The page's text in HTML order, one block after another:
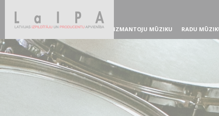
IZMANTOJU MŪZIKU RADU